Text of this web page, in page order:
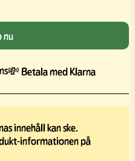
nu
💸 Betala med Klarna
innehåll kan ske.
informationen på